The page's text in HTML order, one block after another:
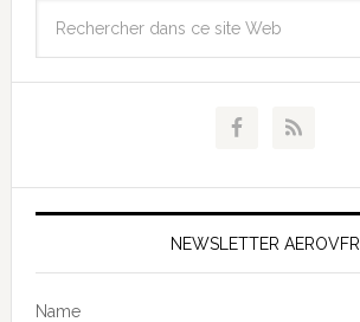
NEWSLETTER AEROVFR
Name